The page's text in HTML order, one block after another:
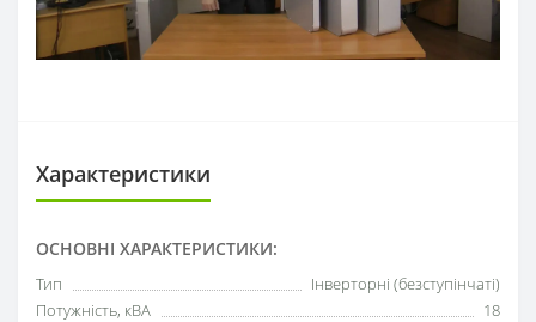
Характеристики
ОСНОВНІ ХАРАКТЕРИСТИКИ:
Тип
Інверторні (безступінчаті)
Потужність, кВА
18